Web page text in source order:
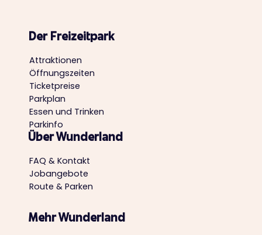
Der Freizeitpark
Attraktionen
Öffnungszeiten
Ticketpreise
Parkplan
Essen und Trinken
Parkinfo
Über Wunderland
FAQ & Kontakt
Jobangebote
Route & Parken
Mehr Wunderland